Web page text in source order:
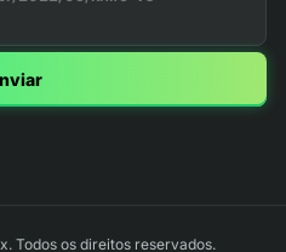
Todos os direitos reservados.